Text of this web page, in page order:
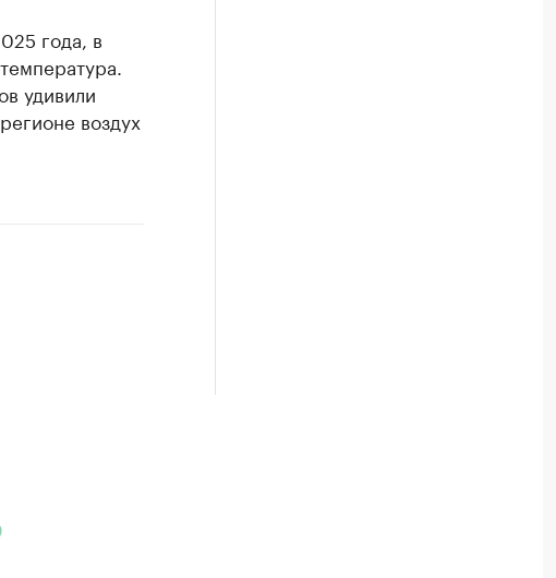
года, в
удивили
воздух